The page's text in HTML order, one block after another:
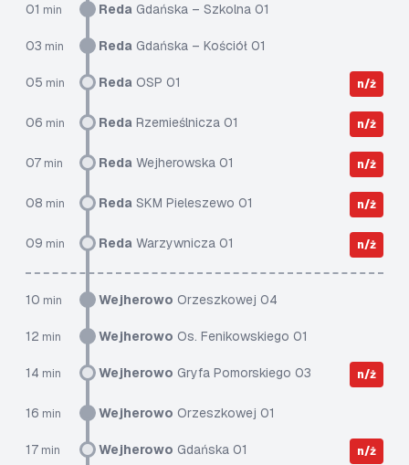
01 min Reda Gdańska – Szkolna 01
03 min Reda Gdańska – Kościół 01
05 min Reda OSP 01 n/ż
06 min Reda Rzemieślnicza 01 n/ż
07 min Reda Wejherowska 01 n/ż
08 min Reda SKM Pieleszewo 01 n/ż
09 min Reda Warzywnicza 01 n/ż
10 min Wejherowo Orzeszkowej 04
12 min Wejherowo Os. Fenikowskiego 01
14 min Wejherowo Gryfa Pomorskiego 03 n/ż
16 min Wejherowo Orzeszkowej 01
17 min Wejherowo Gdańska 01 n/ż